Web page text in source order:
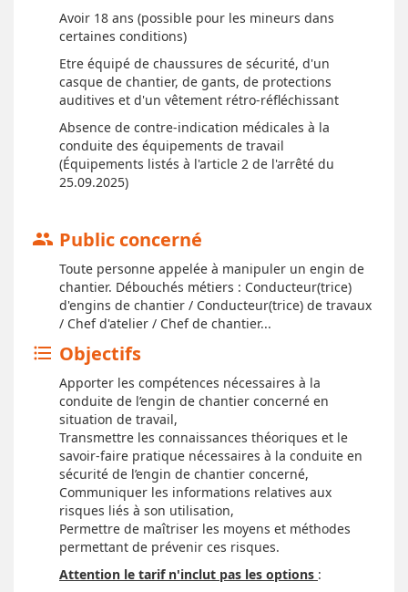
Avoir 18 ans (possible pour les mineurs dans
certaines conditions)
Etre équipé de chaussures de sécurité, d'un
casque de chantier, de gants, de protections
auditives et d'un vêtement rétro-réfléchissant
Absence de contre-indication médicales à la
conduite des équipements de travail
(Équipements listés à l'article 2 de l'arrêté du
25.09.2025)
group Public concerné
Toute personne appelée à manipuler un engin de
chantier. Débouchés métiers : Conducteur(trice)
d'engins de chantier / Conducteur(trice) de travaux
/ Chef d'atelier / Chef de chantier...
format_list_bulleted Objectifs
Apporter les compétences nécessaires à la
conduite de l’engin de chantier concerné en
situation de travail,
Transmettre les connaissances théoriques et le
savoir-faire pratique nécessaires à la conduite en
sécurité de l’engin de chantier concerné,
Communiquer les informations relatives aux
risques liés à son utilisation,
Permettre de maîtriser les moyens et méthodes
permettant de prévenir ces risques.
Attention le tarif n'inclut pas les options :